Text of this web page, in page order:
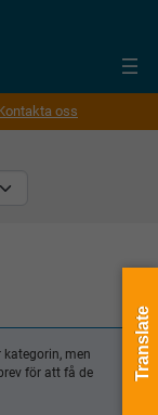
oss
men
för att få de
Translate